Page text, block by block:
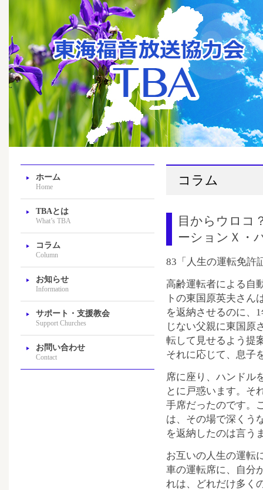
ホーム
Home
TBAとは
What’s TBA
コラム
Column
お知らせ
Information
サポート・支援教会
Support Churches
お問い合わせ
Contact
コラム
目からウロコ
ーションＸ・
83「人生の運転免許
高齢運転者による自
トの東国原英夫さん
を返納させるのに、
じない父親に東国原
転して見せるよう提
それに応じて、息子
席に座り、ハンドル
とに戸惑います。そ
手席だったのです。
は、その場で深くう
を返納したのは言う
お互いの人生の運転
車の運転席に、自分
れは、どれだけ多く